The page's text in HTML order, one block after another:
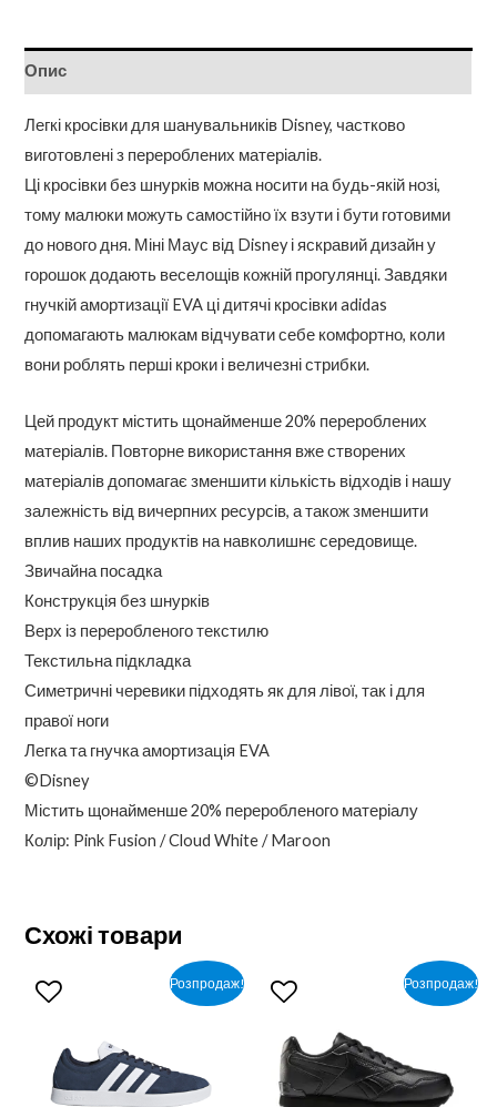
Опис
Легкі кросівки для шанувальників Disney, частково
виготовлені з перероблених матеріалів.
Ці кросівки без шнурків можна носити на будь-якій нозі,
тому малюки можуть самостійно їх взути і бути готовими
до нового дня. Міні Маус від Disney і яскравий дизайн у
горошок додають веселощів кожній прогулянці. Завдяки
гнучкій амортизації EVA ці дитячі кросівки adidas
допомагають малюкам відчувати себе комфортно, коли
вони роблять перші кроки і величезні стрибки.
Цей продукт містить щонайменше 20% перероблених
матеріалів. Повторне використання вже створених
матеріалів допомагає зменшити кількість відходів і нашу
залежність від вичерпних ресурсів, а також зменшити
вплив наших продуктів на навколишнє середовище.
Звичайна посадка
Конструкція без шнурків
Верх із переробленого текстилю
Текстильна підкладка
Симетричні черевики підходять як для лівої, так і для
правої ноги
Легка та гнучка амортизація EVA
©Disney
Містить щонайменше 20% переробленого матеріалу
Колір: Pink Fusion / Cloud White / Maroon
Схожі товари
Розпродаж! Розпродаж!